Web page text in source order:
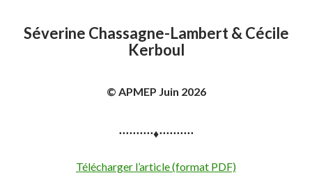
Séverine Chassagne-Lambert & Cécile
Kerboul
© APMEP Juin 2026
⋅⋅⋅⋅⋅⋅⋅⋅⋅⋅♦⋅⋅⋅⋅⋅⋅⋅⋅⋅⋅
Télécharger l’article (format PDF)